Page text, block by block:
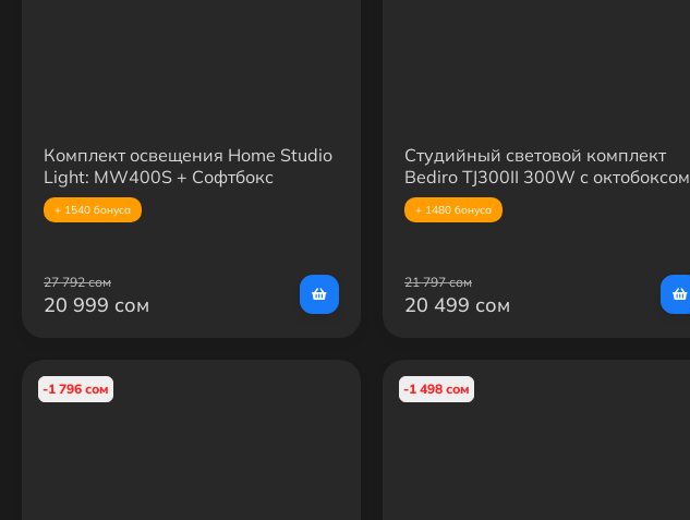
Комплект освещения Home Studio
Light: MW400S + Софтбокс
BobbyStudio PRO 50×70, 2×LED
панели U600 PRO с усиленной
+ 1540 бонуса
27 792 сом
20 999 сом
Студийный световой комплект
Bediro TJ300II 300W с октобоксом
95 см и усиленной стойкой 2.8
+ 1480 бонуса
21 797 сом
20 499 сом
-1 796 сом -1 498 сом